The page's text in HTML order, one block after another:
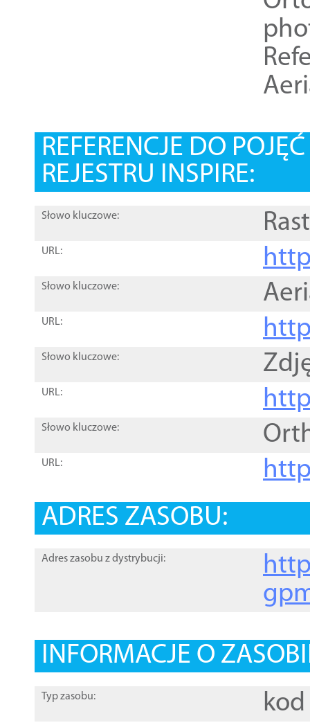
REFERENCJE DO
REJESTRU INSPIRE:
Słowo kluczowe:
URL:
Słowo kluczowe:
URL:
Słowo kluczowe:
URL:
Słowo kluczowe:
URL:
ADRES ZASOBU:
Adres zasobu z dystrybucji:
INFORMACJE O
Typ zasobu: kod